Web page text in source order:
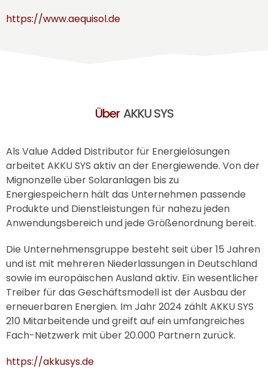
https://www.aequisol.de
Über AKKU SYS
Als Value Added Distributor für Energielösungen
arbeitet AKKU SYS aktiv an der Energiewende. Von der
Mignonzelle über Solaranlagen bis zu
Energiespeichern hält das Unternehmen passende
Produkte und Dienstleistungen für nahezu jeden
Anwendungsbereich und jede Größenordnung bereit.
Die Unternehmensgruppe besteht seit über 15 Jahren
und ist mit mehreren Niederlassungen in Deutschland
sowie im europäischen Ausland aktiv. Ein wesentlicher
Treiber für das Geschäftsmodell ist der Ausbau der
erneuerbaren Energien. Im Jahr 2024 zählt AKKU SYS
210 Mitarbeitende und greift auf ein umfangreiches
Fach-Netzwerk mit über 20.000 Partnern zurück.
https://akkusys.de